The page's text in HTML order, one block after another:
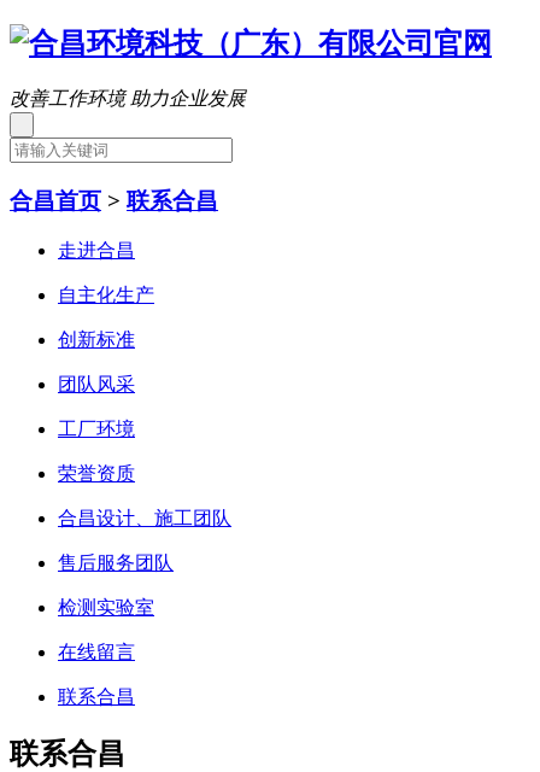
改善工作环境 助力企业发展
合昌首页 > 联系合昌
走进合昌
自主化生产
创新标准
团队风采
工厂环境
荣誉资质
合昌设计、施工团队
售后服务团队
检测实验室
在线留言
联系合昌
联系合昌